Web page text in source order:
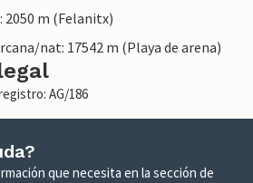
2050 m (Felanitx)
nat: 17542 m (Playa de arena)
AG/186
que necesita en la sección de